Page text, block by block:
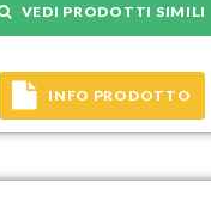
VEDI PRODOTTI SIMILI
INFO PRODOTTO